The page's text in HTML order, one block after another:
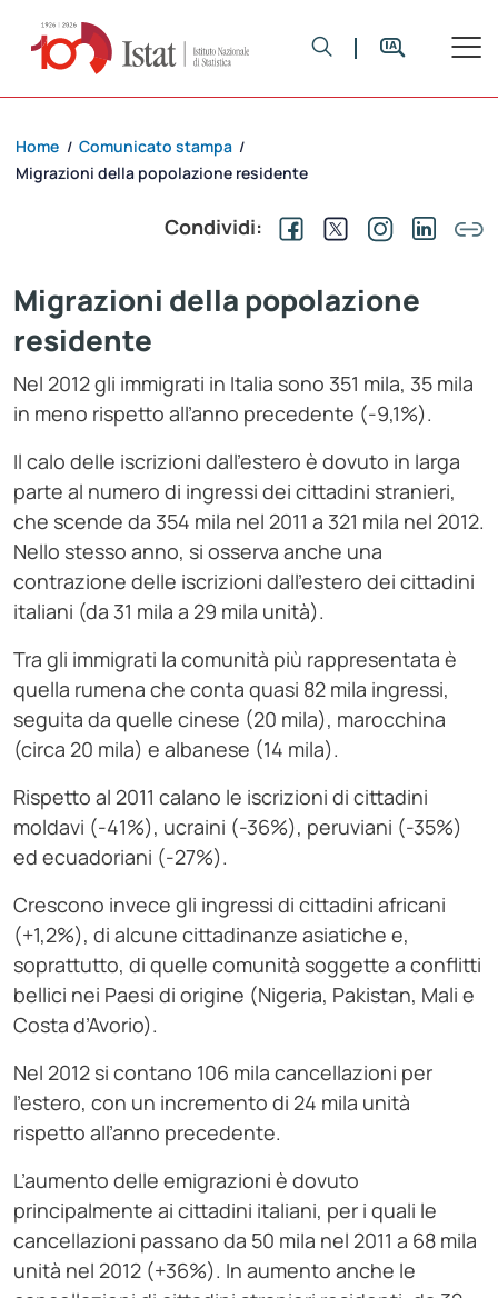
Home / Comunicato stampa /
Migrazioni della popolazione residente
Condividi:
Migrazioni della popolazione
residente
Nel 2012 gli immigrati in Italia sono 351 mila, 35 mila
in meno rispetto all’anno precedente (-9,1%).
Il calo delle iscrizioni dall’estero è dovuto in larga
parte al numero di ingressi dei cittadini stranieri,
che scende da 354 mila nel 2011 a 321 mila nel 2012.
Nello stesso anno, si osserva anche una
contrazione delle iscrizioni dall’estero dei cittadini
italiani (da 31 mila a 29 mila unità).
Tra gli immigrati la comunità più rappresentata è
quella rumena che conta quasi 82 mila ingressi,
seguita da quelle cinese (20 mila), marocchina
(circa 20 mila) e albanese (14 mila).
Rispetto al 2011 calano le iscrizioni di cittadini
moldavi (-41%), ucraini (-36%), peruviani (-35%)
ed ecuadoriani (-27%).
Crescono invece gli ingressi di cittadini africani
(+1,2%), di alcune cittadinanze asiatiche e,
soprattutto, di quelle comunità soggette a conflitti
bellici nei Paesi di origine (Nigeria, Pakistan, Mali e
Costa d’Avorio).
Nel 2012 si contano 106 mila cancellazioni per
l’estero, con un incremento di 24 mila unità
rispetto all’anno precedente.
L’aumento delle emigrazioni è dovuto
principalmente ai cittadini italiani, per i quali le
cancellazioni passano da 50 mila nel 2011 a 68 mila
unità nel 2012 (+36%). In aumento anche le